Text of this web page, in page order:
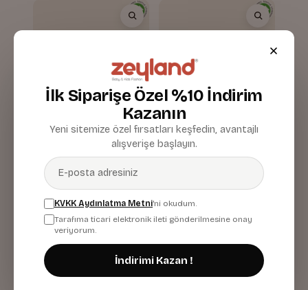
Kiz Erkek Bebek
Organik Yelek
Mint
439,87 TL
Pudra
439,87 TL
İlk Siparişe Özel %10 İndirim
Kazanın
Yeni sitemize özel fırsatları keşfedin, avantajlı
alışverişe başlayın.
KVKK Aydınlatma Metni'ni okudum.
Tarafıma ticari elektronik ileti gönderilmesine onay
veriyorum.
İndirimi Kazan !